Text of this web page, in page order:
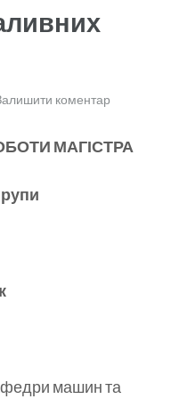
коментар
МАГІСТРА
машин та